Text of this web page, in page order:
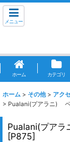
メニュー
ホーム カテゴリ
ホーム > その他 > アク
> Pualani(プアラニ)
Pualani(プア
[P875]